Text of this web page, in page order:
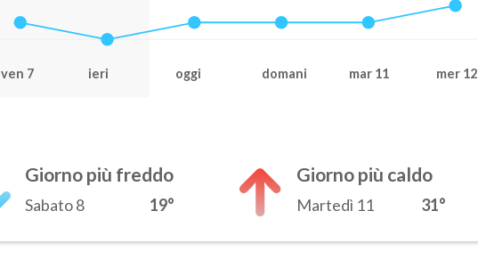
ven 7 ieri oggi domani mar 11 mer 12
Giorno più freddo
Sabato 8 19°
Giorno più caldo
Martedì 11 31°